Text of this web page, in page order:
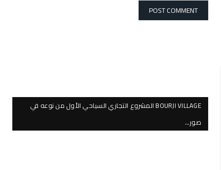
BOURJI VILLAGE المشروع التجاري السياحي الأول من نوعه في
صور…